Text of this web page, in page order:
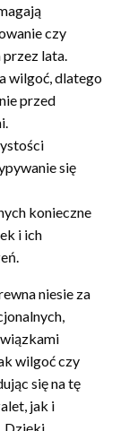
czy
lata.
wilgoć, dlatego
przed
się
konieczne
i ich
niesie za
wilgoć czy
się na tę
jak i
Dzięki